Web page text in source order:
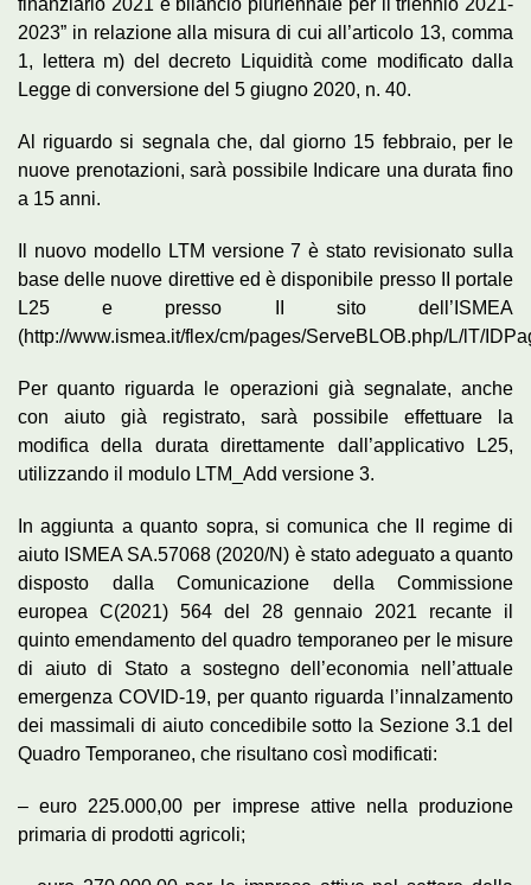
2023” in relazione alla misura di cui all’articolo 13, comma
1, lettera m) del decreto Liquidità come modificato dalla
Legge di conversione del 5 giugno 2020, n. 40.
Al riguardo si segnala che, dal giorno 15 febbraio, per le
nuove prenotazioni, sarà possibile Indicare una durata fino
a 15 anni.
Il nuovo modello LTM versione 7 è stato revisionato sulla
base delle nuove direttive ed è disponibile presso II portale
L25 e presso II sito dell’ISMEA
(http://www.ismea.it/flex/cm/pages/ServeBLOB.php/L/lT/
Per quanto riguarda le operazioni già segnalate, anche
con aiuto già registrato, sarà possibile effettuare la
modifica della durata direttamente dall’applicativo L25,
utilizzando il modulo LTM_Add versione 3.
In aggiunta a quanto sopra, si comunica che II regime di
aiuto ISMEA SA.57068 (2020/N) è stato adeguato a quanto
disposto dalla Comunicazione della Commissione
europea C(2021) 564 del 28 gennaio 2021 recante il
quinto emendamento del quadro temporaneo per le misure
di aiuto di Stato a sostegno dell’economia nell’attuale
emergenza COVID-19, per quanto riguarda l’innalzamento
dei massimali di aiuto concedibile sotto la Sezione 3.1 del
Quadro Temporaneo, che risultano così modificati:
– euro 225.000,00 per imprese attive nella produzione
primaria di prodotti agricoli;